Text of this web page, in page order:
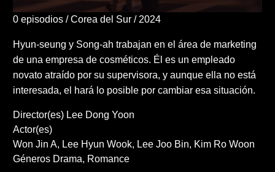
0 episodios Corea del Sur 2024
Hyun-seung y Song-ah trabajan en el área de marketing
de una empresa de cosméticos. Él es un empleado
novato atraído por su supervisora, y aunque ella no está
interesada, el hará lo posible por cambiar esa situación.
Director(es) Lee Dong Yoon
Actor(es)
Won Jin A
Lee Hyun Wook Lee Joo Bin
Kim Ro Woon
Géneros Drama Romance